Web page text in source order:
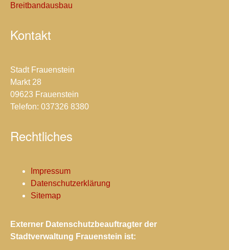
Breitbandausbau
Kontakt
Stadt Frauenstein
Markt 28
09623 Frauenstein
Telefon: 037326 8380
Rechtliches
Impressum
Datenschutzerklärung
Sitemap
Externer Datenschutzbeauftragter der
Stadtverwaltung Frauenstein ist: